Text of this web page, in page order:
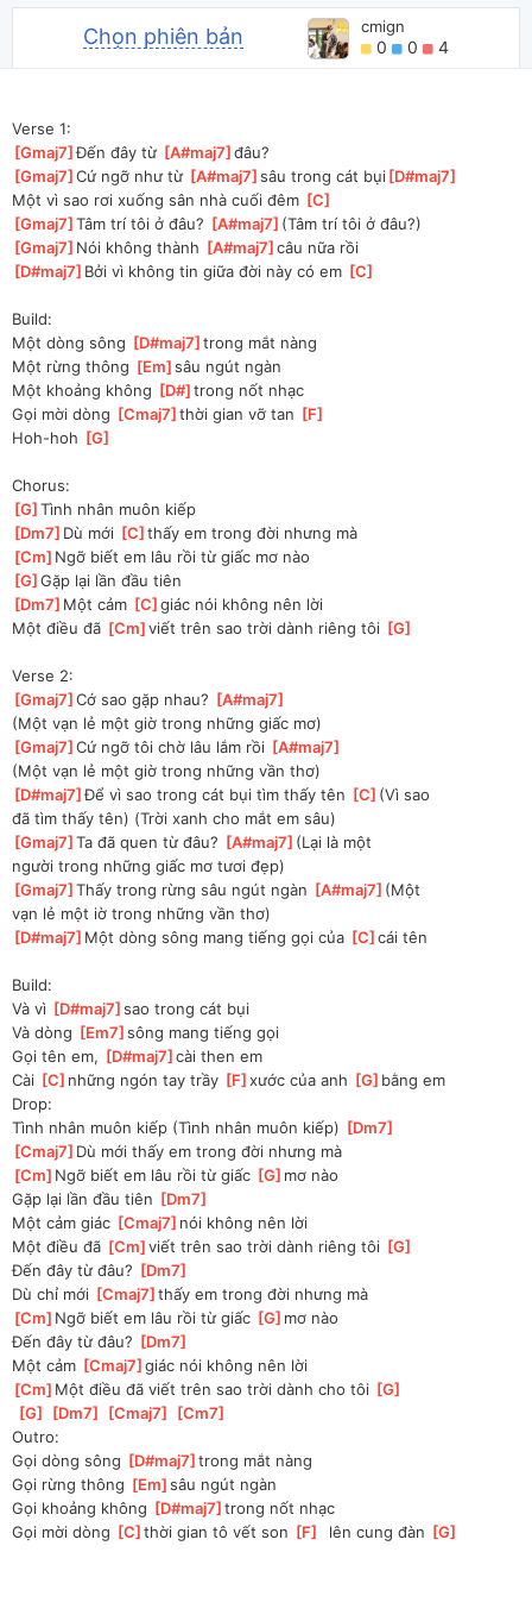
Chọn phiên bản cmign
0 0 4
Verse 1:
[Gmaj7 ]
Đến đây từ [A#maj7 ]
đâu?
[Gmaj7 ]
Cứ ngỡ như từ [A#maj7 ]
sâu trong cát bụi[D#maj7
Một vì sao rơi xuống sân nhà cuối đêm [C
[Gmaj7 ]
Tâm trí tôi ở đâu? [A#maj7 ](Tâm trí tôi ở đâu?)
[Gmaj7 ]Nói không thành [A#maj7 ]
câu nữa rồi
[D#maj7 ]Bởi vì không tin giữa đời này có em [C
Build:
Một dòng sông [D#maj7 ]trong mắt nàng
Một rừng thông [Em ]
sâu ngút ngàn
Một khoảng không [D# ]trong nốt nhạc
Gọi mời dòng [Cmaj7 ]thời gian vỡ tan [F
Hoh-hoh [G
Chorus:
[G ]
Tình nhân muôn kiếp
[Dm7 ]Dù mới [C ]thấy em trong đời nhưng mà
[Cm ]Ngỡ biết em lâu rồi từ giấc mơ nào
[G ]
Gặp lại lần đầu tiên
[Dm7 ]Một cảm [C ]
giác nói không nên lời
Một điều đã [Cm ]
viết trên sao trời dành riêng tôi [G
Verse 2:
[Gmaj7 ]
Cớ sao gặp nhau? [A#maj7
(Một vạn lẻ một giờ trong những giấc mơ)
[Gmaj7 ]
Cứ ngỡ tôi chờ lâu lắm rồi [A#maj7
(Một vạn lẻ một giờ trong những vần thơ)
[D#maj7 ]
Để vì sao trong cát bụi tìm thấy tên [C ](Vì sao
đã tìm thấy tên) (Trời xanh cho mắt em sâu)
[Gmaj7 ]
Ta đã quen từ đâu? [A#maj7 ](Lại là một
người trong những giấc mơ tươi đẹp)
[Gmaj7 ]
Thấy trong rừng sâu ngút ngàn [A#maj7 ](Một
vạn lẻ một iờ trong những vần thơ)
[D#maj7 ]Một dòng sông mang tiếng gọi của [C ]
cái tên
Build:
Và vì [D#maj7 ]
sao trong cát bụi
Và dòng [Em7 ]
sông mang tiếng gọi
Gọi tên em, [D#maj7 ]
cài then em
Cài [C ]những ngón tay trầy [F ]
xước của anh [G ]bằng em
Drop:
Tình nhân muôn kiếp (Tình nhân muôn kiếp) [Dm7
[Cmaj7 ]Dù mới thấy em trong đời nhưng mà
[Cm ]Ngỡ biết em lâu rồi từ giấc [G ]mơ nào
Gặp lại lần đầu tiên [Dm7
Một cảm giác [Cmaj7 ]nói không nên lời
Một điều đã [Cm ]
viết trên sao trời dành riêng tôi [G
Đến đây từ đâu? [Dm7
Dù chỉ mới [Cmaj7 ]thấy em trong đời nhưng mà
[Cm ]Ngỡ biết em lâu rồi từ giấc [G ]mơ nào
Đến đây từ đâu? [Dm7
Một cảm [Cmaj7 ]
giác nói không nên lời
[Cm ]Một điều đã viết trên sao trời dành cho tôi [G
[G [Dm7 [Cmaj7 [Cm7
Outro:
Gọi dòng sông [D#maj7 ]trong mắt nàng
Gọi rừng thông [Em ]
sâu ngút ngàn
Gọi khoảng không [D#maj7 ]trong nốt nhạc
Gọi mời dòng [C ]thời gian tô vết son [F
  lên cung đàn
[G